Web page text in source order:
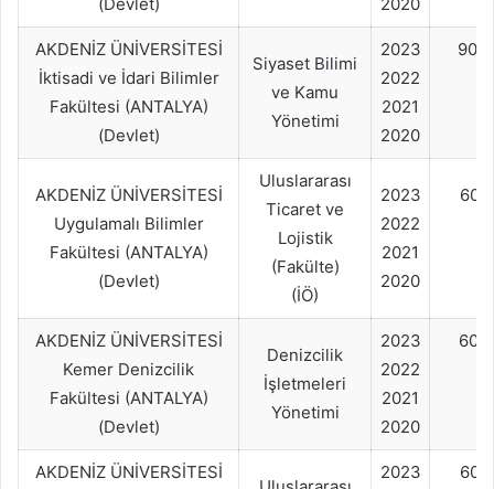
AKDENİZ ÜNİVERSİTESİ
İktisadi ve İdari Bilimler
Fakültesi (ANTALYA)
(Devlet)
Siyaset Bilimi
ve Kamu
Yönetimi
2023
2022
2021
2020
AKDENİZ ÜNİVERSİTESİ
Uygulamalı Bilimler
Fakültesi (ANTALYA)
(Devlet)
Uluslararası
Ticaret ve
Lojistik
(Fakülte)
(İÖ)
2023
2022
2021
2020
AKDENİZ ÜNİVERSİTESİ
Kemer Denizcilik
Fakültesi (ANTALYA)
(Devlet)
Denizcilik
İşletmeleri
Yönetimi
2023
2022
2021
2020
AKDENİZ ÜNİVERSİTESİ
2023